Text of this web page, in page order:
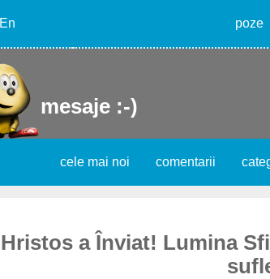
En poze
mesaje :-)
cele mai noi comentarii
Hristos a Înviat! Lumina